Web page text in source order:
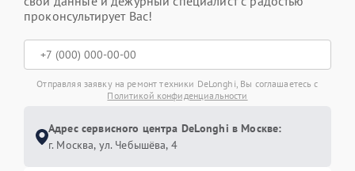
проконсультирует Вас!
Отправляя заявку на ремонт техники DeLonghi, Вы соглашаетесь с
Политикой конфиденциальности
Адрес сервисного центра DeLonghi в Москве:
г. Москва, ул. Чебышёва, 4